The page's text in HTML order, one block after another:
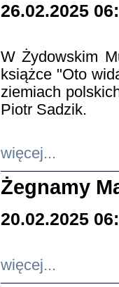
26.02.2025
W Żydowskim
książce "Oto
ziemiach
Piotr Sadzik.
więcej...
Żegnamy
20.02.2025
więcej...